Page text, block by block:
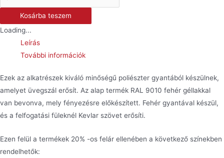
sárvédő
ZX-
mennyiség
Kosárba teszem
Loading...
Leírás
További információk
Ezek az alkatrészek kiváló minőségű poliészter gyantából készülnek,
amelyet üvegszál erősít. Az alap termék RAL 9010 fehér géllakkal
van bevonva, mely fényezésre előkészített. Fehér gyantával készül,
és a felfogatási füleknél Kevlar szövet erősíti.
Ezen felül a termékek 20% -os felár ellenében a következő színekben
rendelhetők: